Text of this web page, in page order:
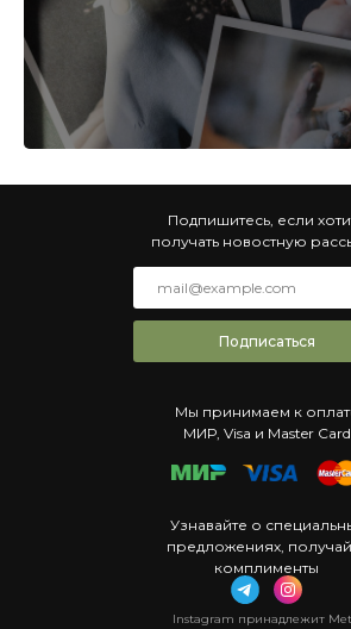
Узнавайте о
предложениях,
комплименты
Мы принимаем к
МИР, Visa и Master Card
Instagram принадлежит
Подписаться
Подпишитесь, если
получать новостную